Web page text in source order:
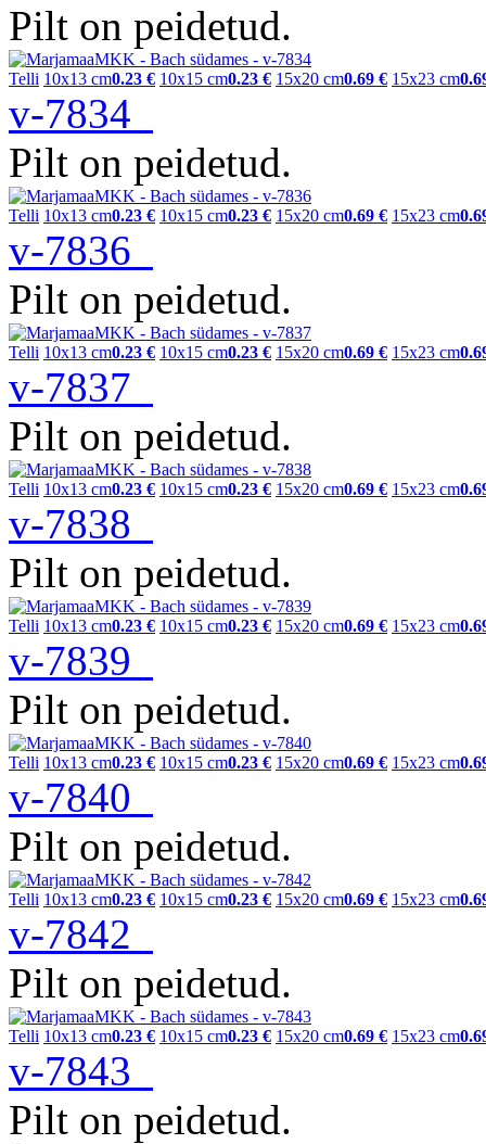
Pilt on peidetud.
Telli 10x13 cm0.23 € 10x15 cm0.23 € 15x20 cm0.69 € 15x23 cm
v-7834
Pilt on peidetud.
Telli 10x13 cm0.23 € 10x15 cm0.23 € 15x20 cm0.69 € 15x23 cm
v-7836
Pilt on peidetud.
Telli 10x13 cm0.23 € 10x15 cm0.23 € 15x20 cm0.69 € 15x23 cm
v-7837
Pilt on peidetud.
Telli 10x13 cm0.23 € 10x15 cm0.23 € 15x20 cm0.69 € 15x23 cm
v-7838
Pilt on peidetud.
Telli 10x13 cm0.23 € 10x15 cm0.23 € 15x20 cm0.69 € 15x23 cm
v-7839
Pilt on peidetud.
Telli 10x13 cm0.23 € 10x15 cm0.23 € 15x20 cm0.69 € 15x23 cm
v-7840
Pilt on peidetud.
Telli 10x13 cm0.23 € 10x15 cm0.23 € 15x20 cm0.69 € 15x23 cm
v-7842
Pilt on peidetud.
Telli 10x13 cm0.23 € 10x15 cm0.23 € 15x20 cm0.69 € 15x23 cm
v-7843
Pilt on peidetud.